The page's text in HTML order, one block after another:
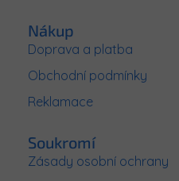
Nákup
Doprava a platba
Obchodní podmínky
Reklamace
Soukromí
Zásady osobní ochrany